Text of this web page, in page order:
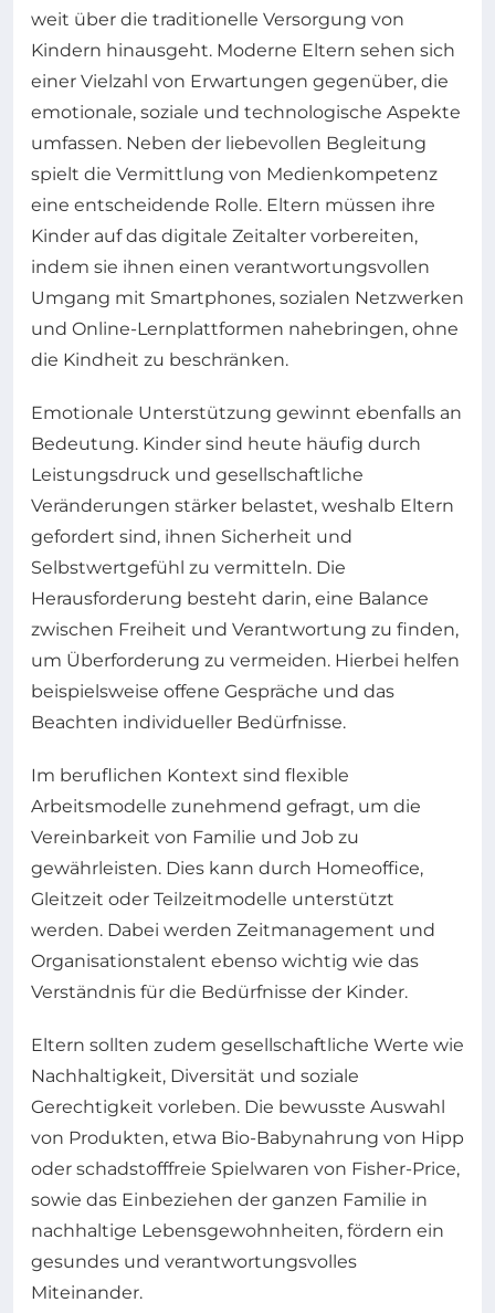
weit über die traditionelle Versorgung von
Kindern hinausgeht. Moderne Eltern sehen sich
einer Vielzahl von Erwartungen gegenüber, die
emotionale, soziale und technologische Aspekte
umfassen. Neben der liebevollen Begleitung
spielt die Vermittlung von Medienkompetenz
eine entscheidende Rolle. Eltern müssen ihre
Kinder auf das digitale Zeitalter vorbereiten,
indem sie ihnen einen verantwortungsvollen
Umgang mit Smartphones, sozialen Netzwerken
und Online-Lernplattformen nahebringen, ohne
die Kindheit zu beschränken.
Emotionale Unterstützung gewinnt ebenfalls an
Bedeutung. Kinder sind heute häufig durch
Leistungsdruck und gesellschaftliche
Veränderungen stärker belastet, weshalb Eltern
gefordert sind, ihnen Sicherheit und
Selbstwertgefühl zu vermitteln. Die
Herausforderung besteht darin, eine Balance
zwischen Freiheit und Verantwortung zu finden,
um Überforderung zu vermeiden. Hierbei helfen
beispielsweise offene Gespräche und das
Beachten individueller Bedürfnisse.
Im beruflichen Kontext sind flexible
Arbeitsmodelle zunehmend gefragt, um die
Vereinbarkeit von Familie und Job zu
gewährleisten. Dies kann durch Homeoffice,
Gleitzeit oder Teilzeitmodelle unterstützt
werden. Dabei werden Zeitmanagement und
Organisationstalent ebenso wichtig wie das
Verständnis für die Bedürfnisse der Kinder.
Eltern sollten zudem gesellschaftliche Werte wie
Nachhaltigkeit, Diversität und soziale
Gerechtigkeit vorleben. Die bewusste Auswahl
von Produkten, etwa Bio-Babynahrung von Hipp
oder schadstofffreie Spielwaren von Fisher-Price,
sowie das Einbeziehen der ganzen Familie in
nachhaltige Lebensgewohnheiten, fördern ein
gesundes und verantwortungsvolles
Miteinander.